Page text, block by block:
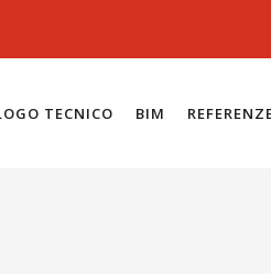
TECNICO BIM